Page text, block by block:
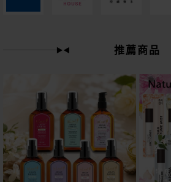
限時
狂殺61折
推薦商品